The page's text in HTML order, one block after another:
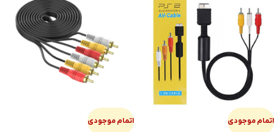
اتمام موجودی اتمام موجودی